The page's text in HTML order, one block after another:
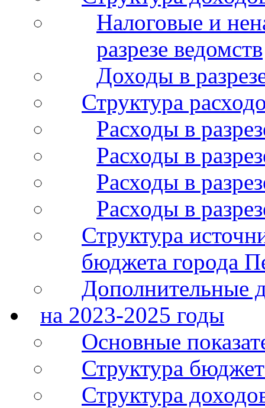
Налоговые и
разрезе ведомств
Доходы в
Структура
Расходы в
Расходы в
Расходы в
Расходы в
Структура
бюджета города
Дополнительные
на 2023-2025 годы
Основные
Структура
Структура